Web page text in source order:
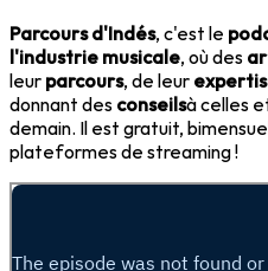
Parcours d'Indés, c'est le
l'industrie musicale, où des
leur parcours, de leur
donnant des conseilsà celles
demain. Il est gratuit,
plateformes de streaming !